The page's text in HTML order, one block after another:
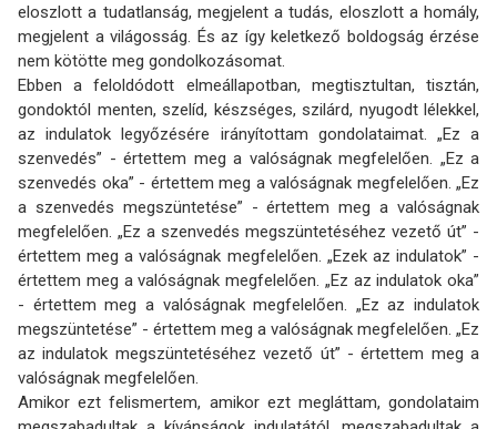
eloszlott a tudatlanság, megjelent a tudás, eloszlott a homály,
megjelent a világosság. És az így keletkező boldogság érzése
nem kötötte meg gondolko­zásomat.
Ebben a feloldódott elmeállapotban, megtisztultan, tisztán,
gondoktól menten, szelíd, kész­séges, szilárd, nyugodt lélekkel,
az indulatok legyőzésére irányítottam gondolataimat. „Ez a
szenvedés” - értettem meg a valóságnak megfelelően. „Ez a
szenvedés oka” - értettem meg a valóságnak megfelelően. „Ez
a szenvedés megszüntetése” - értettem meg a valóságnak
megfelelően. „Ez a szenvedés megszüntetéséhez vezető út” -
értettem meg a valóságnak megfelelően. „Ezek az indulatok” -
értettem meg a valóságnak megfelelően. „Ez az indulatok oka”
- értettem meg a valóságnak megfelelően. „Ez az indulatok
megszüntetése” - értettem meg a valóságnak megfelelően. „Ez
az indulatok megszüntetéséhez vezető út” - értettem meg a
valóságnak megfelelően.
Amikor ezt felismertem, amikor ezt megláttam, gondolataim